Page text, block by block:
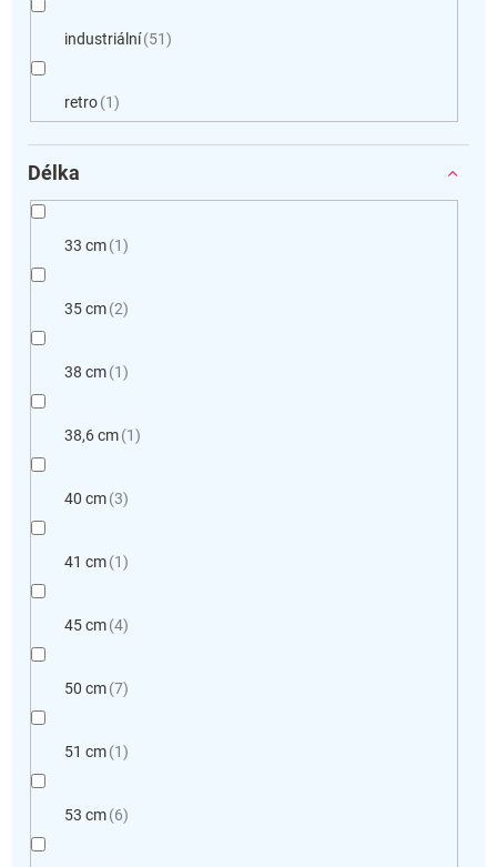
industriální 51
retro 1
Délka
33 cm 1
35 cm 2
38 cm 1
38,6 cm 1
40 cm 3
41 cm 1
45 cm 4
50 cm 7
51 cm 1
53 cm 6